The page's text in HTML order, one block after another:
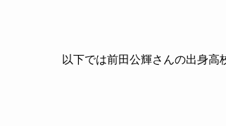
以下では前田公輝さんの出身